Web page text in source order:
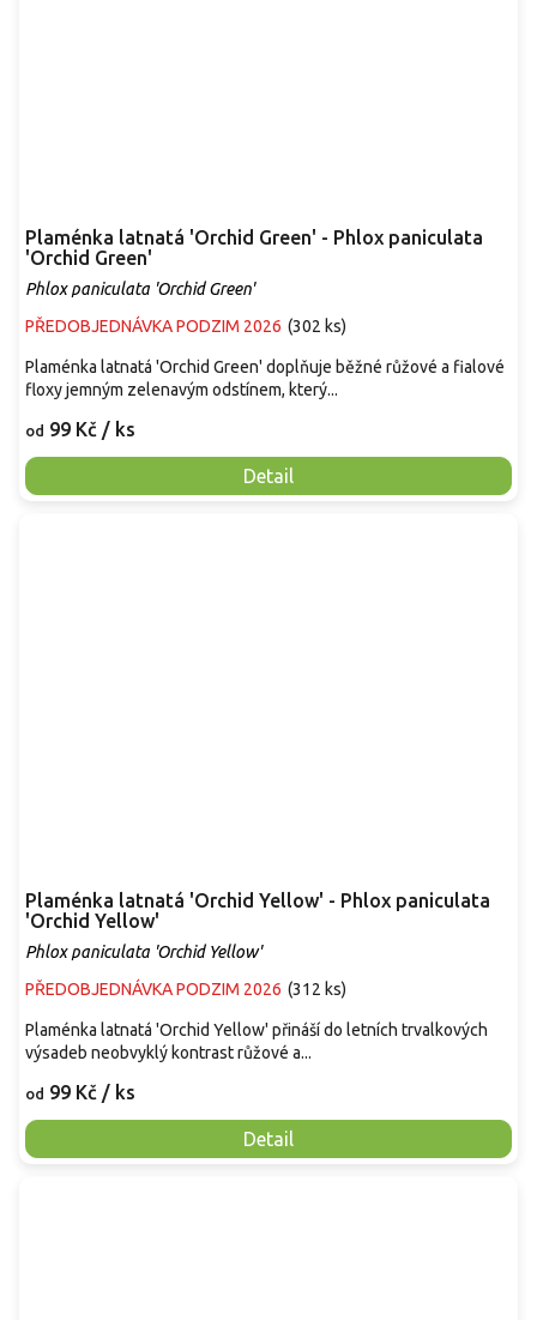
Plaménka latnatá 'Orchid Green' - Phlox paniculata
'Orchid Green'
Phlox paniculata 'Orchid Green'
PŘEDOBJEDNÁVKA PODZIM 2026 (302 ks)
od 99 Kč / ks
Detail
Plaménka latnatá 'Orchid Green' doplňuje běžné růžové a fialové
floxy jemným zelenavým odstínem, který...
Plaménka latnatá 'Orchid Yellow' - Phlox paniculata
'Orchid Yellow'
Phlox paniculata 'Orchid Yellow'
PŘEDOBJEDNÁVKA PODZIM 2026 (312 ks)
od 99 Kč / ks
Detail
Plaménka latnatá 'Orchid Yellow' přináší do letních trvalkových
výsadeb neobvyklý kontrast růžové a...